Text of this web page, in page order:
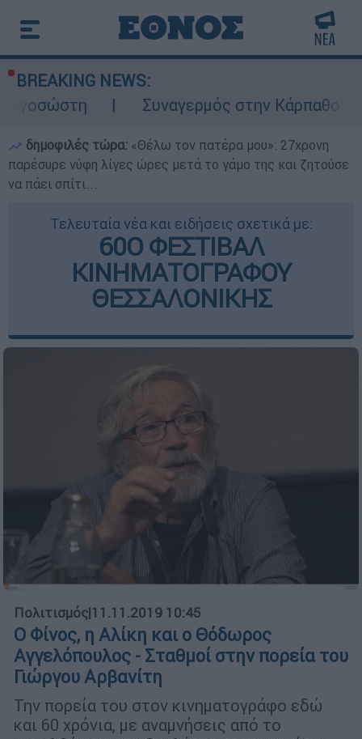
BREAKING NEWS:
Συναγερμός στην Κάρπαθο: Βρέθηκαν
δημοφιλές τώρα: «Θέλω τον πατέρα μου»: 27χρονη
παρέσυρε νύφη λίγες ώρες μετά το γάμο της και ζητούσε
να πάει σπίτι...
Τελευταία νέα και ειδήσεις σχετικά με:
60Ο ΦΕΣΤΙΒΑΛ
ΚΙΝΗΜΑΤΟΓΡΑΦΟΥ
ΘΕΣΣΑΛΟΝΙΚΗΣ
Πολιτισμός|11.11.2019 10:45
Ο Φίνος, η Αλίκη και ο Θόδωρος
Αγγελόπουλος - Σταθμοί στην πορεία του
Γιώργου Αρβανίτη
Την πορεία του στον κινηματογράφο εδώ
και 60 χρόνια, με αναμνήσεις από το